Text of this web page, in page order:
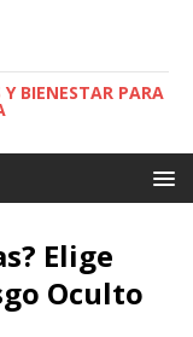
BIENESTAR PARA
Elige
Oculto